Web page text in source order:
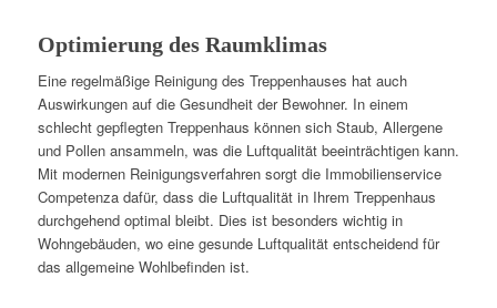
Optimierung des Raumklimas
Eine regelmäßige Reinigung des Treppenhauses hat auch
Auswirkungen auf die Gesundheit der Bewohner. In einem
schlecht gepflegten Treppenhaus können sich Staub, Allergene
und Pollen ansammeln, was die Luftqualität beeinträchtigen kann.
Mit modernen Reinigungsverfahren sorgt die Immobilienservice
Competenza dafür, dass die Luftqualität in Ihrem Treppenhaus
durchgehend optimal bleibt. Dies ist besonders wichtig in
Wohngebäuden, wo eine gesunde Luftqualität entscheidend für
das allgemeine Wohlbefinden ist.